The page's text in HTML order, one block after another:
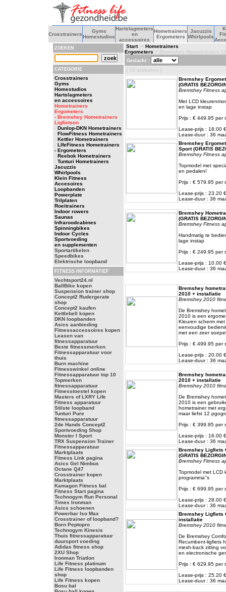
Crosstrainers
Gyms
Homestudios
Hartslagmeters
en
accessoires
Hometrainers
Ergometers
Jacuzzis
Whirlpools
ZOEKEN
CATEGORIE
Crosstrainers
Gyms
Homestudios
Hartslagmeters
en accessoires
Hometrainers
Ergometers
- Bremshey Hometrainers
Ligfietsen
- Dunlop-DKN Hometrainers
- FlowFitness Hometrainers
- Kettler Hometrainers
- LIfeFitness Hometrainers
- Ergometers
- Reebok Hometrainers
- Tunturi Hometrainers
Jacuzzis
Whirlpools
Klein Fitness
Accesoires
Loopbanden
Powerplate
Trilplaten
Roeitrainers
Indoor rowers
Saunas
Infraroodcabines
Spinningbikes
Indoor Cycles
Sportvoeding
en supplementen
Sportartikelen
Speedbikes
Elektrische loopband
FITNESS INFORMATIEF
Vechtsport24.nl
BallBike kopen
Suspension trainer shop
Concept2 Rudergerate
shop
Concept2 kaufen
Kettlebell kopen
DKN loopbanden
Asics aanbieding
Fitnessaccessoires kopen
Leasen van
fitnessapparatuur
Beste fitnessmerken
Fitnessapparatuur voor
thuis
Burn machine
Fitnesswinkel online
Fitnessapparatuur top 10
Topmerken
fitnessapparatuur
Fitnesstoestel kopen
Masters of LXRY Life
Fitness apparatuur
Stilste loopband
Tunturi Pure
fitnessapparatuur
2de Hands Concept2
Sportvoeding Shop
Monster I Sport
TRX Suspension Trainer
Fitnessapparatuur
Marktplaats
Fitness Link pagina
Asics Gel Nimbus
Octane Q47
Crosstrainer kopen
Marktplaats
Kamagon Fitness bal
Fitness Start pagina
Technogym Run Personal
Timex Ironman
Asics schoenen
Powerbar Iso Max
Crosstrainer of loopband?
Born Peptopro
Technogym Kinesis
Thuis fitnessapparatuur
duursport voeding
Adidas fitness shop
2XU Shop
Ironman Triatlon
Life Fitness platinum
Life Fitness loopbanden
shop
Life Fitness kopen
Bosu bal
Start> Hometrainers
Ergometers > Bremshey Hometrainers
Geslacht :
( 15 artikelen )
Bremshey
(GRATIS
Bremshey Fitness
Met LCD
en lage instap
Prijs : € 449.95 per
Lease-prijs : 18.00
Lease-duur : 36
Bremshey
Sport (GRATIS
Bremshey Fitness
Topmodel met
en pedalen!
Prijs : € 579.95 per
Lease-prijs : 23.20
Lease-duur : 36
Bremshey
(GRATIS
Bremshey Fitness
Handmatig te
lage instap
Prijs : € 249.95 per
Lease-prijs : 10.00
Lease-duur : 36
Bremshey
2010 + installatie
Bremshey 2010
De Bremshey
2010 is een
Kleuren scherm
eenvoudige
met een zeer
Prijs : € 499.95 per
Lease-prijs : 20.00
Lease-duur : 36
Bremshey
2010 + installatie
Bremshey 2010
De Bremshey
2010 is een
hometrainer met
maar liefst 12
Prijs : € 399.95 per
Lease-prijs : 16.00
Lease-duur : 36
Bremshey Ligfiets
(GRATIS
Bremshey Fitness
Topmodel met LCD
programma''s
Prijs : € 699.95 per
Lease-prijs : 28.00
Lease-duur : 36
Bremshey Ligfiets
installatie
Bremshey 2010
De Bremshey
Recumbent-ligfiets
mesh-back zitting
en electronische
Prijs : € 629.95 per
Lease-prijs : 25.20
Lease-duur : 36